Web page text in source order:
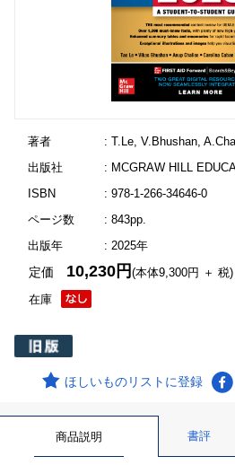
著者
: T.Le, V.Bhushan,
出版社
: MCGRAW HILL
ISBN
: 978-1-266-34646-0
ページ数
: 843pp.
出版年
: 2025年
在庫
定価 10,230円(本体9,300円 ＋ 税)
ほしいものリストに登録
商品説明 書評